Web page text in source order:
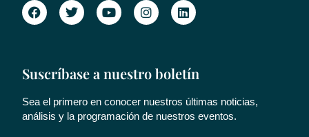
Suscríbase a nuestro boletín
Sea el primero en conocer nuestros últimas noticias,
análisis y la programación de nuestros eventos.